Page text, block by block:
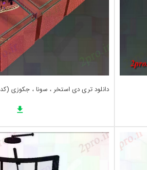
دانلود تری دی استخر ، سونا ، جکوزی (کد27055)